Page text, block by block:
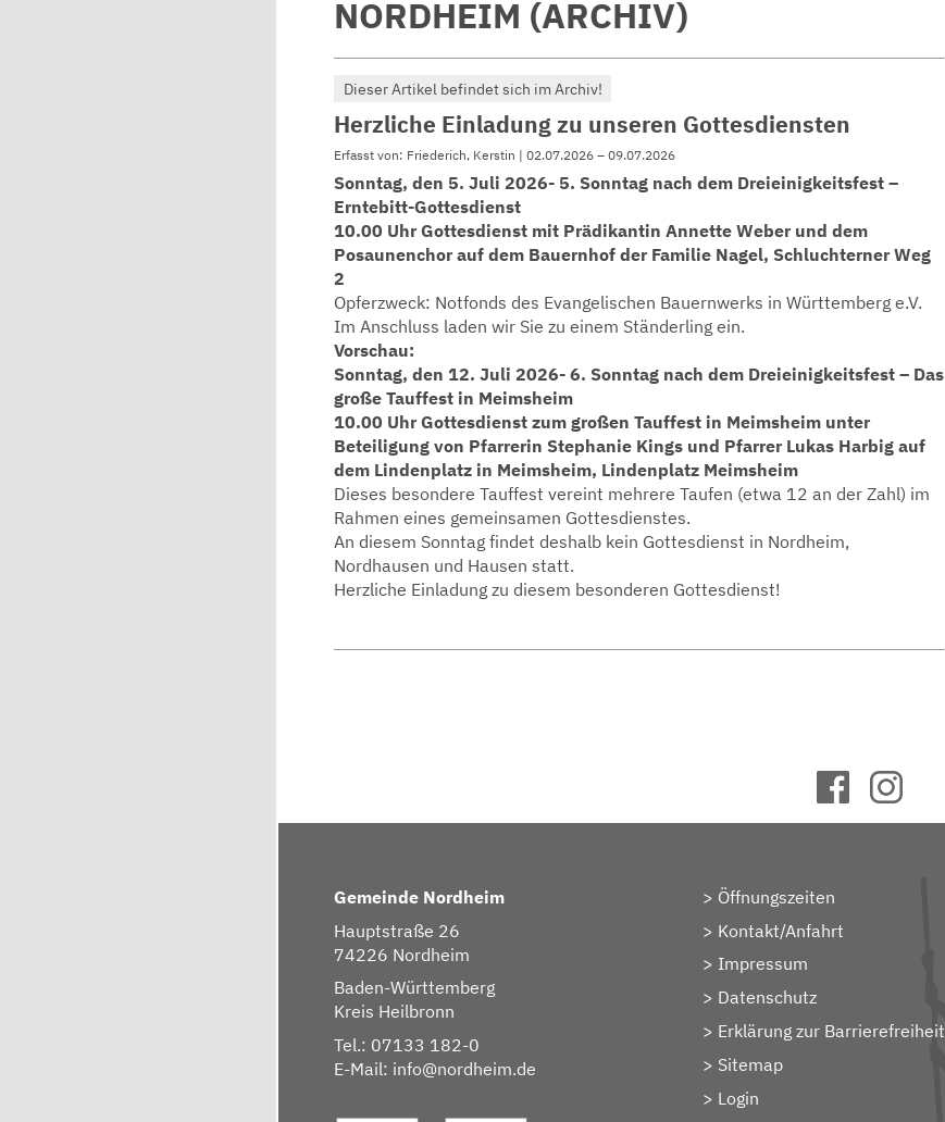
NORDHEIM (ARCHIV)
Dieser Artikel befindet sich im Archiv!
Herzliche Einladung zu unseren Gottesdiensten
Erfasst von: Friederich, Kerstin | 02.07.2026 – 09.07.2026
Sonntag, den 5. Juli 2026- 5. Sonntag nach dem Dreieinigkeitsfest –
Erntebitt-Gottesdienst
10.00 Uhr Gottesdienst mit Prädikantin Annette Weber und dem
Posaunenchor auf dem Bauernhof der Familie Nagel, Schluchterner Weg
2
Opferzweck: Notfonds des Evangelischen Bauernwerks in Württemberg e.V.
Im Anschluss laden wir Sie zu einem Ständerling ein.
Vorschau:
Sonntag, den 12. Juli 2026- 6. Sonntag nach dem Dreieinigkeitsfest – Das
große Tauffest in Meimsheim
10.00 Uhr Gottesdienst zum großen Tauffest in Meimsheim unter
Beteiligung von Pfarrerin Stephanie Kings und Pfarrer Lukas Harbig auf
dem Lindenplatz in Meimsheim, Lindenplatz Meimsheim
Dieses besondere Tauffest vereint mehrere Taufen (etwa 12 an der Zahl) im
Rahmen eines gemeinsamen Gottesdienstes.
An diesem Sonntag findet deshalb kein Gottesdienst in Nordheim,
Nordhausen und Hausen statt.
Herzliche Einladung zu diesem besonderen Gottesdienst!
Gemeinde Nordheim
Hauptstraße 26
74226 Nordheim
Baden-Württemberg
Kreis Heilbronn
Tel.: 07133 182-0
E-Mail: info@nordheim.de
Öffnungszeiten
Kontakt/Anfahrt
Impressum
Datenschutz
Erklärung zur Barrierefreiheit
Sitemap
> Login